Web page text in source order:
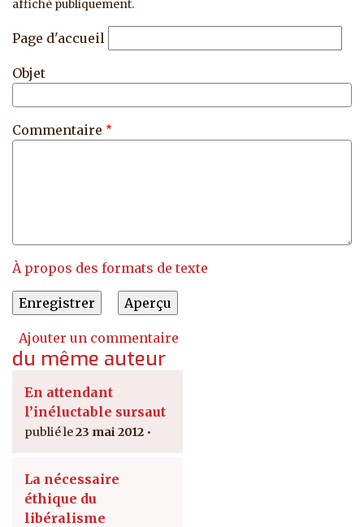
affiché publiquement.
Page d'accueil
Objet
Commentaire
À propos des formats de texte
Ajouter un commentaire
du même auteur
En attendant
l’inéluctable sursaut
23 mai 2012
La nécessaire
éthique du
libéralisme